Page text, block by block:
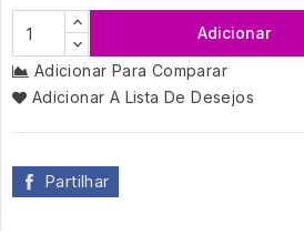
Adicionar
Adicionar Para Comparar
Adicionar A Lista De Desejos
Partilhar